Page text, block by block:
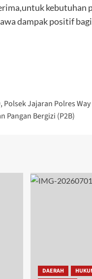
kebutuhan
dampak positif
Polsek Jajaran Polres Way
Pangan Bergizi (P2B)
DAERAH